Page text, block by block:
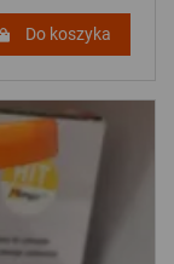
Do koszyka